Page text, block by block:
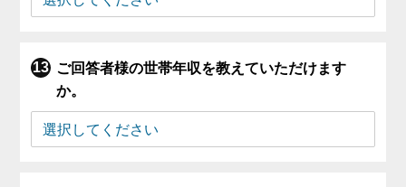
ご回答者様の世帯年収を教えていただけます
か。